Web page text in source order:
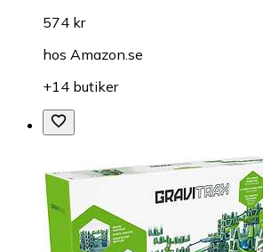
574 kr
hos Amazon.se
+14 butiker